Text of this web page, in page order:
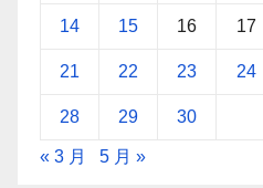
14 15 16 17
21 22 23 24
28 29 30
« 3 月 5 月 »